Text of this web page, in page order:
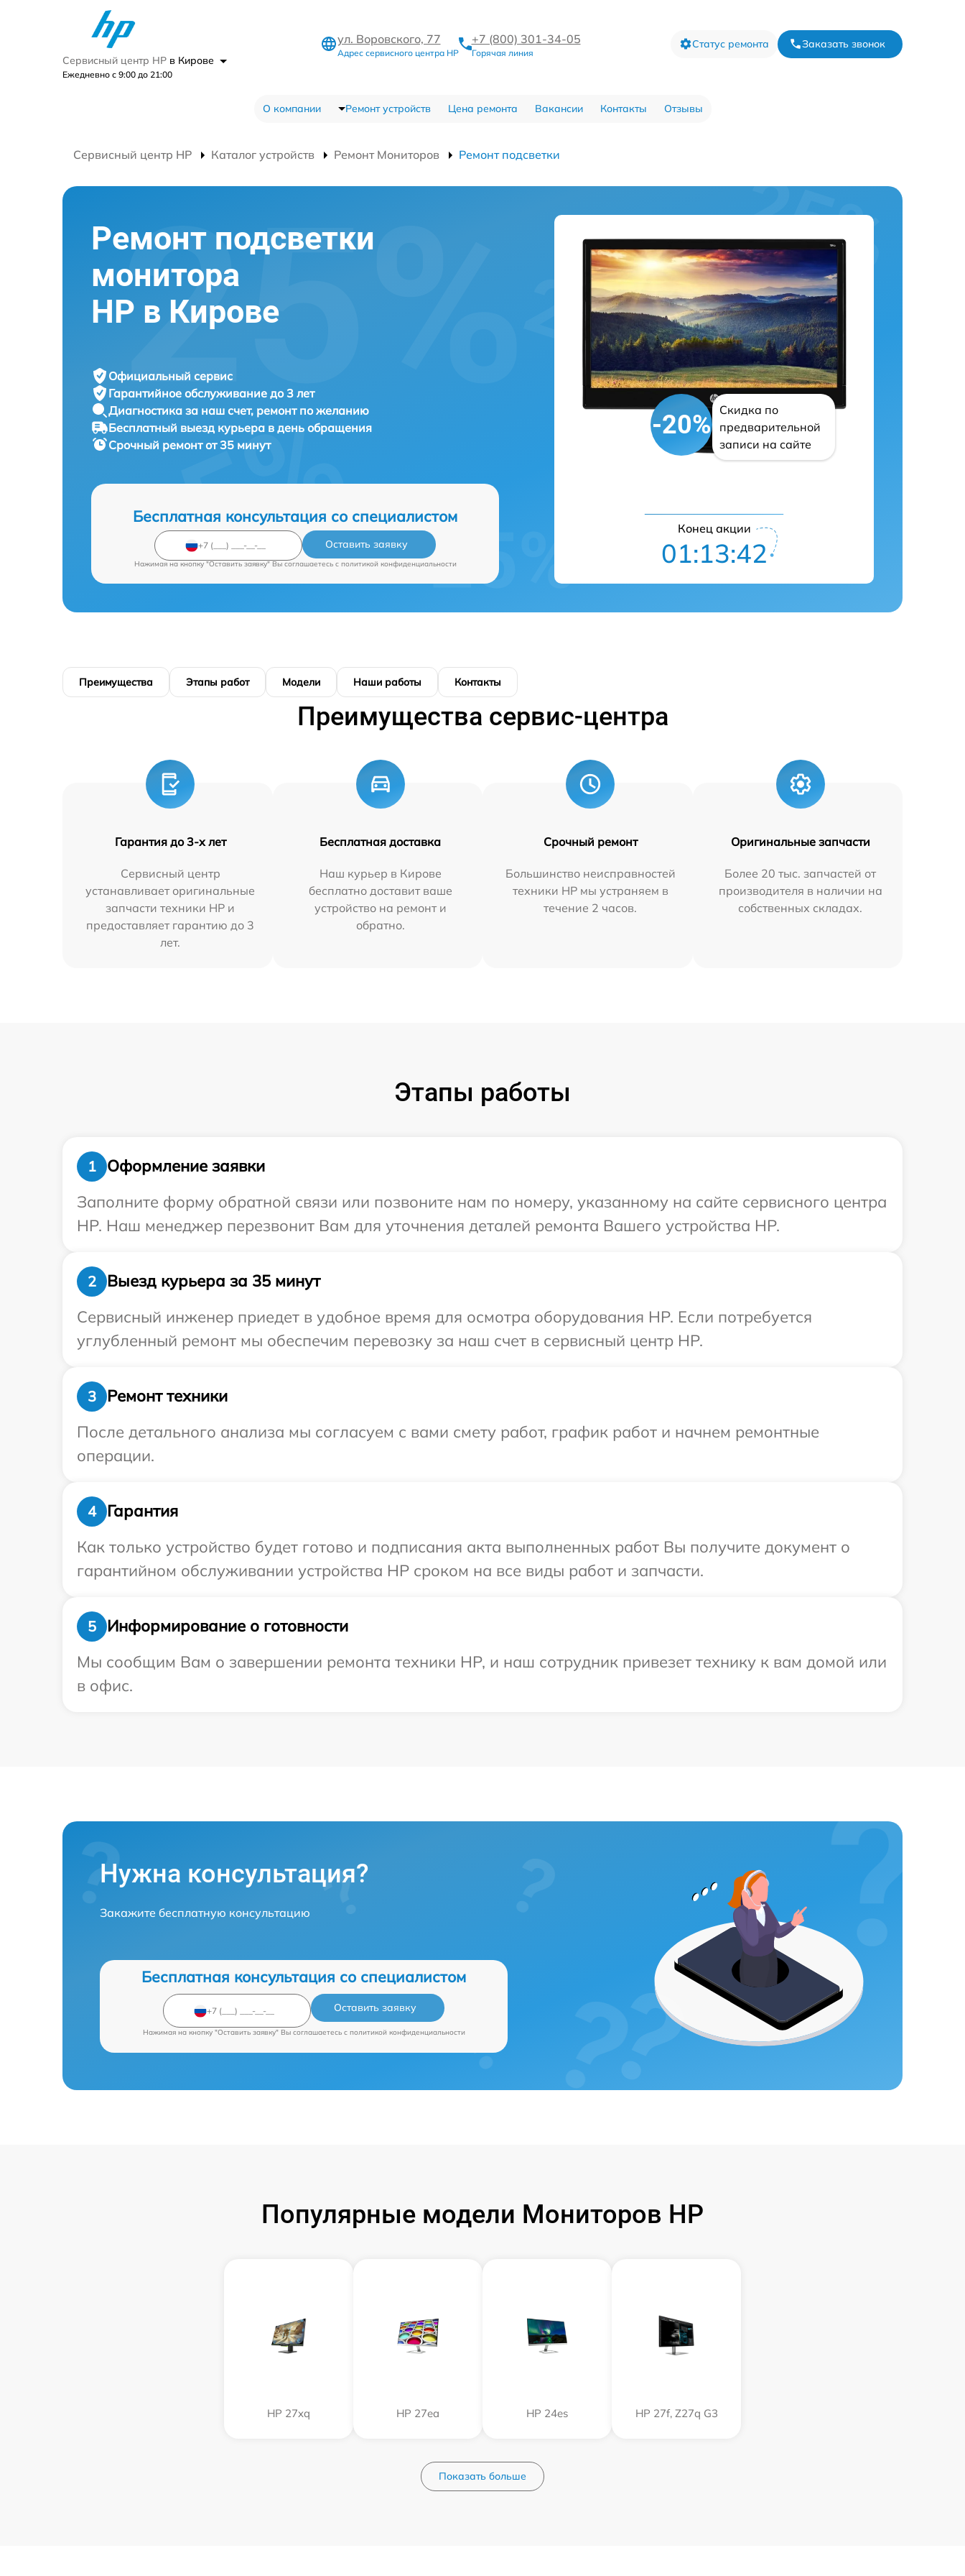
Сервисный центр HP в Кирове
Ежедневно с 9:00 до 21:00
ул. Воровского, 77
Адрес сервисного центра HP
+7 (800) 301-34-05
Горячая линия
Статус ремонта Заказать звонок
О компании Ремонт устройств Цена ремонта Вакансии Контакты Отзывы
Сервисный центр HP Каталог устройств Ремонт Мониторов Ремонт подсветки
Ремонт подсветки
монитора
HP в Кирове
Официальный сервис
Гарантийное обслуживание до 3 лет
Диагностика за наш счет, ремонт по желанию
Бесплатный выезд курьера в день обращения
Срочный ремонтот 35 минут
Бесплатная консультация со специалистом
Оставить заявку
Нажимая на кнопку "Оставить заявку" Вы соглашаетесь c политикой конфиденциальности
-20%
Скидка по
предварительной
записи на сайте
Конец акции
01:13:41
Преимущества Этапы работ Модели Наши работы Контакты
Преимущества сервис-центра
Гарантия до 3-х лет
Сервисный центр
устанавливает оригинальные
запчасти техники HP и
предоставляет гарантию до 3
лет.
Бесплатная доставка
Наш курьер в Кирове
бесплатно доставит ваше
устройство на ремонт и
обратно.
Срочный ремонт
Большинство неисправностей
техники HP мы устраняем в
течение 2 часов.
Оригинальные запчасти
Более 20 тыс. запчастей от
производителя в наличии на
собственных складах.
Этапы работы
1
Оформление заявки
Заполните форму обратной связи или позвоните нам по номеру, указанному на сайте сервисного центра
HP. Наш менеджер перезвонит Вам для уточнения деталей ремонта Вашего устройства HP.
2
Выезд курьера за 35 минут
Сервисный инженер приедет в удобное время для осмотра оборудования HP. Если потребуется
углубленный ремонт мы обеспечим перевозку за наш счет в сервисный центр HP.
3
Ремонт техники
После детального анализа мы согласуем с вами смету работ, график работ и начнем ремонтные
операции.
4
Гарантия
Как только устройство будет готово и подписания акта выполненных работ Вы получите документ о
гарантийном обслуживании устройства HP сроком на все виды работ и запчасти.
5
Информирование о готовности
Мы сообщим Вам о завершении ремонта техники HP, и наш сотрудник привезет технику к вам домой или
в офис.
Нужна консультация?
Закажите бесплатную консультацию
Бесплатная консультация со специалистом
Оставить заявку
Нажимая на кнопку "Оставить заявку" Вы соглашаетесь c политикой конфиденциальности
Популярные модели Мониторов HP
HP 27xq HP 27ea HP 24es HP 27f, Z27q G3
Показать больше